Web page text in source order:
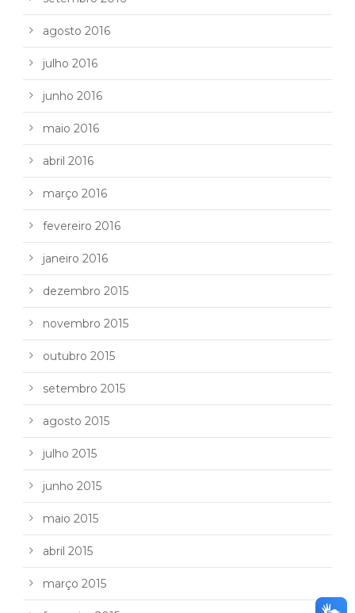
agosto 2016
julho 2016
junho 2016
maio 2016
abril 2016
março 2016
fevereiro 2016
janeiro 2016
dezembro 2015
novembro 2015
outubro 2015
setembro 2015
agosto 2015
julho 2015
junho 2015
maio 2015
abril 2015
março 2015